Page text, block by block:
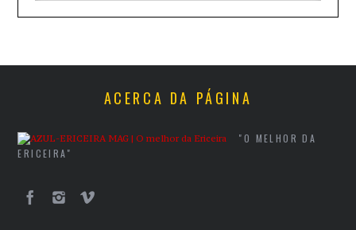
ACERCA DA PÁGINA
"O MELHOR DA
ERICEIRA"